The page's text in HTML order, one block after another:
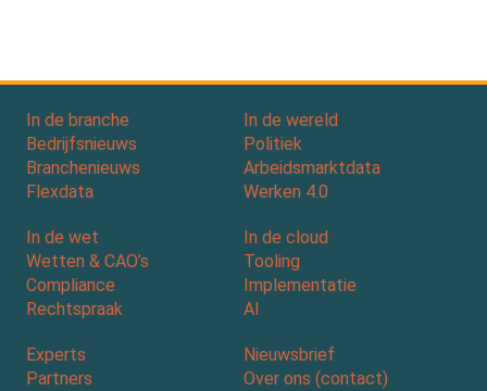
In de branche
Bedrijfsnieuws
Branchenieuws
Flexdata
In de wereld
Politiek
Arbeidsmarktdata
Werken 4.0
In de wet
Wetten & CAO’s
Compliance
Rechtspraak
In de cloud
Tooling
Implementatie
AI
Experts
Partners
Nieuwsbrief
Over ons (contact)